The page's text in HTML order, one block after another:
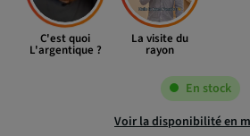
C'est quoi
L'argentique ?
La visite du
rayon
En stock
Voir la disponibilité en